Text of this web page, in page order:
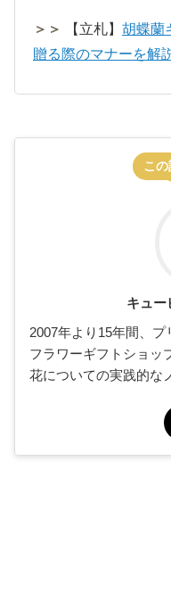
＞＞ 【立札】 胡蝶蘭
贈る際のマナーを解
こ
キュー
2007年より15年間、
フラワーギフトショッ
花についての実践的な